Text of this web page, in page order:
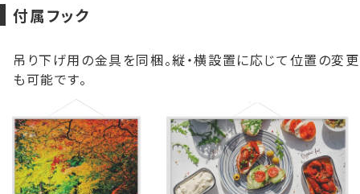
付属フック
吊り下げ用の金具を同梱。縦・横設置に応じて位置の変更
も可能です。